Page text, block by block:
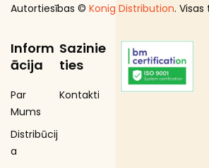
Gramatvedibas
Mājsaimniecības preces
Organic
Piena , augu tauki un olas produkti
Saldētā pārtika
Autortiesības © Konig Distribution.
Inform
ācija
Par
Mums
Distribūcij
a
Sazinie
ties
Kontakti